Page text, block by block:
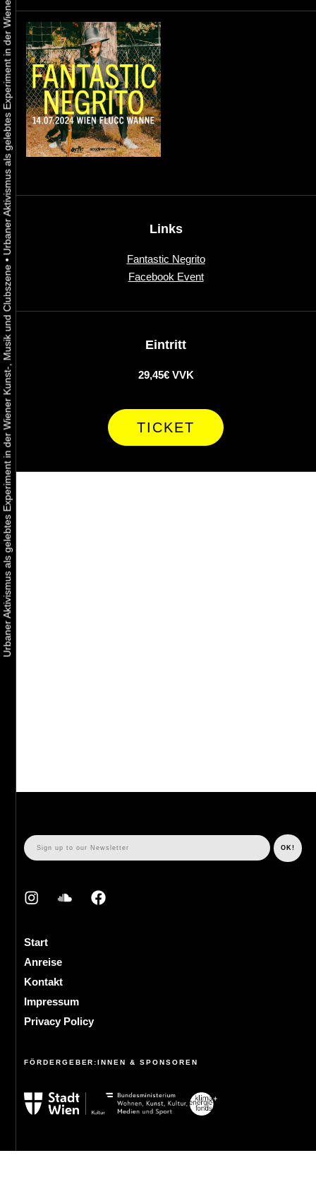
Urbaner Aktivismus als gelebtes Experiment in der Wiener Kunst-, Musik und Clubszene
•
Links
Fantastic Negrito
Facebook Event
Eintritt
29,45€ VVK
TICKET
Start
Anreise
Kontakt
Impressum
Privacy Policy
FÖRDERGEBER:INNEN & SPONSOREN